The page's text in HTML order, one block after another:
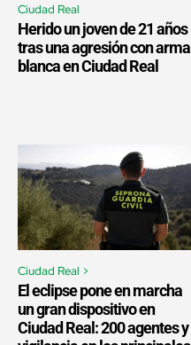
Ciudad Real
Herido un joven de 21 años
tras una agresión con arma
blanca en Ciudad Real
Ciudad Real >
El eclipse pone en marcha
un gran dispositivo en
Ciudad Real: 200 agentes y